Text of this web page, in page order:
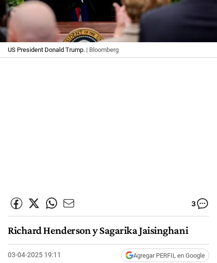
US President Donald Trump. | Bloomberg
3
Richard Henderson y Sagarika Jaisinghani
03-04-2025 19:11 Agregar PERFIL en Google